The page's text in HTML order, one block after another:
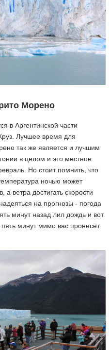
Морено
в Аргентинской части
Лучшее время для
так же является и лучшим
в целом и это местное
Но стоит помнить, что
ночью может
а ветра достигать скорости
на прогнозы - погода
минут назад лил дождь и вот
минут мимо вас пронесёт